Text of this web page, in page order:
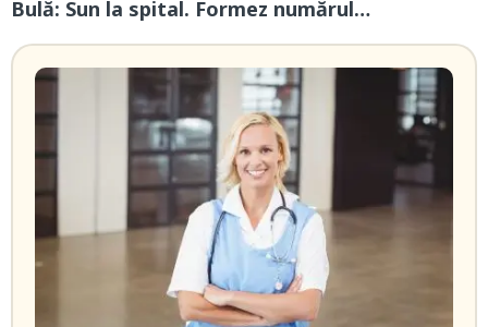
Bulă: Sun la spital. Formez numărul…